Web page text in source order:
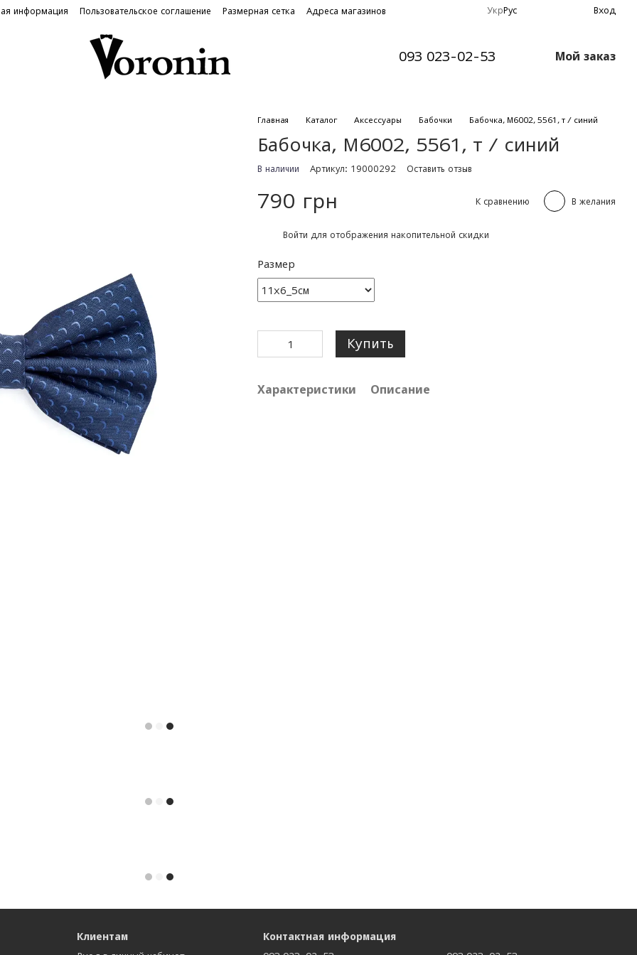
информация Пользовательское соглашение Размерная сетка Адреса магазинов УкрРус Вход
093 023-02-53 Мой заказ
Главная Каталог Аксессуары Бабочки Бабочка, М6002, 5561, т / синий
Бабочка, М6002, 5561, т / синий
В наличии Артикул: 19000292 Оставить отзыв
790 грн К сравнению В желания
Войти для отображения накопительной скидки
Размер
Купить
Характеристики Описание
Клиентам Контактная информация